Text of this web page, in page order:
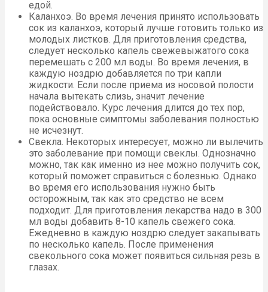
едой.
Каланхоэ. Во время лечения принято использовать
сок из каланхоэ, который лучше готовить только из
молодых листков. Для приготовления средства,
следует несколько капель свежевыжатого сока
перемешать с 200 мл воды. Во время лечения, в
каждую ноздрю добавляется по три капли
жидкости. Если после приема из носовой полости
начала вытекать слизь, значит лечение
подействовало. Курс лечения длится до тех пор,
пока основные симптомы заболевания полностью
не исчезнут.
Свекла. Некоторых интересует, можно ли вылечить
это заболевание при помощи свеклы. Однозначно
можно, так как именно из нее можно получить сок,
который поможет справиться с болезнью. Однако
во время его использования нужно быть
осторожным, так как это средство не всем
подходит. Для приготовления лекарства надо в 300
мл воды добавить 8-10 капель свежего сока.
Ежедневно в каждую ноздрю следует закапывать
по несколько капель. После применения
свекольного сока может появиться сильная резь в
глазах.